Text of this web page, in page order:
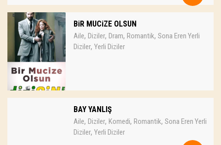
BiR MUCiZE OLSUN
Aile, Diziler, Dram, Romantik, Sona Eren Yerli
Diziler, Yerli Diziler
BAY YANLIŞ
Aile, Diziler, Komedi, Romantik, Sona Eren Yerli
Diziler, Yerli Diziler